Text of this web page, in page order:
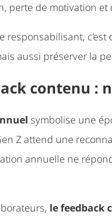
perte de motivation et
responsabilisant,
aussi préserver la
contenu :
symbolise une
Z attend une
annuelle ne
le feedback